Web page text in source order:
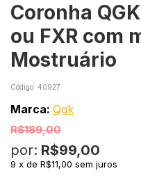
Coronha
ou FXR com
Mostruário
Código: 40927
Marca: Qgk
R$189,00
por: R$99,00
9 x de R$11,00 sem juros